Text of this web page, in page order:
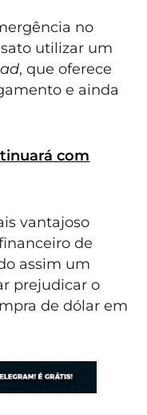
no
utilizar um
, que oferece
e ainda
com
vantajoso
de
assim um
prejudicar o
de dólar em